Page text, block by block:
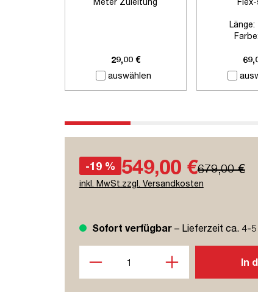
auswählen
29,00 €
Länge:
Farbe:
-19 % 549,00 €679,00 €
inkl. MwSt.zzgl. Versandkosten
Sofort verfügbar– Lieferzeit ca. 4-5
In